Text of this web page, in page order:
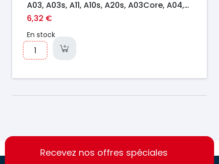
A03, A03s, A11, A10s, A20s, A03Core, A04,
A03e, M04, A22, 5G, A14, 5G Series
6,32 €
En stock
https://france-
access.fr
https://france-
access.fr
Recevez nos offres spéciales